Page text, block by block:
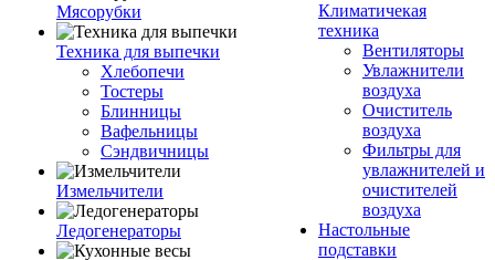
Мясорубки
Техника для выпечки
Хлебопечи
Тостеры
Блинницы
Вафельницы
Сэндвичницы
Измельчители
Ледогенераторы
Климатичекая
техника
Вентиляторы
Увлажнители
воздуха
Очиститель
воздуха
Фильтры для
увлажнителей и
очистителей
воздуха
Настольные
подставки